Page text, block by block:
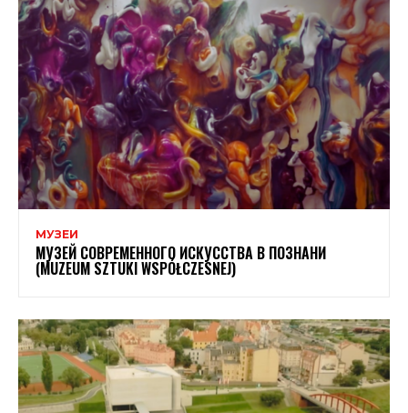
МУЗЕИ
МУЗЕЙ СОВРЕМЕННОГО ИСКУССТВА В ПОЗНАНИ
(MUZEUM SZTUKI WSPÓŁCZESNEJ)